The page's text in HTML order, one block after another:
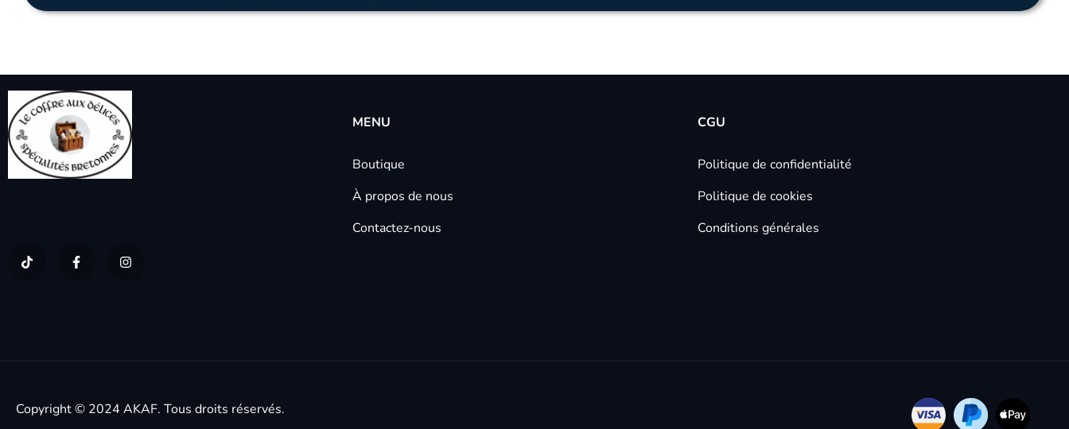
MENU
Boutique
À propos de nous
Contactez-nous
CGU
Politique de confidentialité
Politique de cookies
Conditions générales
Copyright © 2024 AKAF. Tous droits réservés.